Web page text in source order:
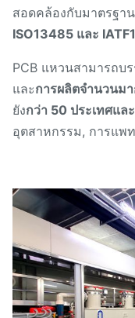
สอดคล้องกับมาตรฐา
ISO13485 และ
PCB แหวนสามารถบ
และการผลิตจํานวนม
ยังกว่า 50 ประเทศแ
อุตสาหกรรม, การแพ